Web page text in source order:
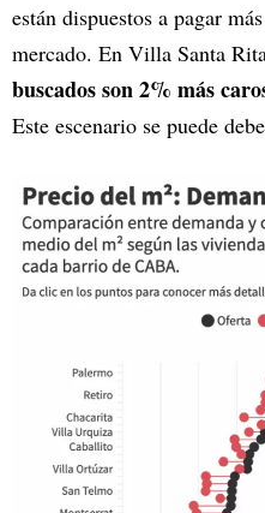
están dispuestos a pagar
mercado. En Villa Santa
buscados son 2% más
Este escenario se puede